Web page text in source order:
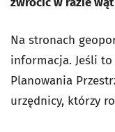
Na stronach
informacja. Jeśli to
Planowania
urzędnicy, którzy